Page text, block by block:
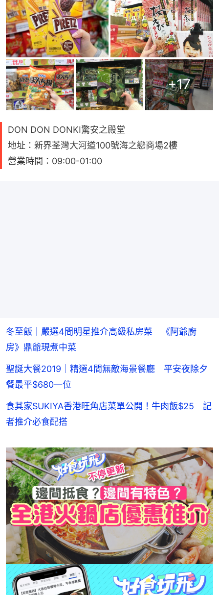
+17
DON DON DONKI驚安之殿堂
地址：新界荃灣大河道100號海之戀商場2樓
營業時間：09:00-01:00
冬至飯｜嚴選4間明星推介高級私房菜 《阿爺廚
房》鼎爺現煮中菜
聖誕大餐2019｜精選4間無敵海景餐廳 平安夜除夕
餐最平$680一位
食其家SUKIYA香港旺角店菜單公開！牛肉飯$25 記
者推介必食配搭